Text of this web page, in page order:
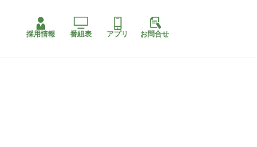
採用情報 番組表 アプリ お問合せ